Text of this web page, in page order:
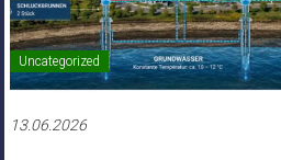
Uncategorized
13.06.2026